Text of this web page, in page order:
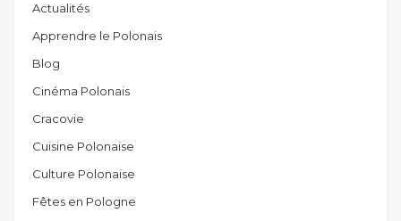
Actualités
Apprendre le Polonais
Blog
Cinéma Polonais
Cracovie
Cuisine Polonaise
Culture Polonaise
Fêtes en Pologne